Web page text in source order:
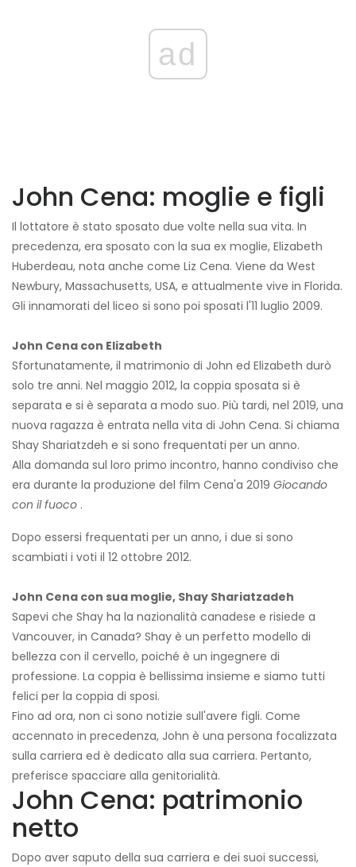
ad
John Cena: moglie e figli
Il lottatore è stato sposato due volte nella sua vita. In
precedenza, era sposato con la sua ex moglie, Elizabeth
Huberdeau, nota anche come Liz Cena. Viene da West
Newbury, Massachusetts, USA, e attualmente vive in Florida.
Gli innamorati del liceo si sono poi sposati l'11 luglio 2009.
John Cena con Elizabeth
Sfortunatamente, il matrimonio di John ed Elizabeth durò
solo tre anni. Nel maggio 2012, la coppia sposata si è
separata e si è separata a modo suo. Più tardi, nel 2019, una
nuova ragazza è entrata nella vita di John Cena. Si chiama
Shay Shariatzdeh e si sono frequentati per un anno.
Alla domanda sul loro primo incontro, hanno condiviso che
era durante la produzione del film Cena'a 2019 Giocando
con il fuoco .
Dopo essersi frequentati per un anno, i due si sono
scambiati i voti il ​​12 ottobre 2012.
John Cena con sua moglie, Shay Shariatzadeh
Sapevi che Shay ha la nazionalità canadese e risiede a
Vancouver, in Canada? Shay è un perfetto modello di
bellezza con il cervello, poiché è un ingegnere di
professione. La coppia è bellissima insieme e siamo tutti
felici per la coppia di sposi.
Fino ad ora, non ci sono notizie sull'avere figli. Come
accennato in precedenza, John è una persona focalizzata
sulla carriera ed è dedicato alla sua carriera. Pertanto,
preferisce spacciare alla genitorialità.
John Cena: patrimonio
netto
Dopo aver saputo della sua carriera e dei suoi successi,